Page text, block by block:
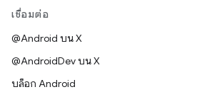
เชื่อมต่อ
@Android บน X
@AndroidDev บน X
บล็อก Android